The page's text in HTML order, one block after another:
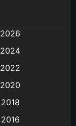
2026
2024
2022
2020
2018
2016